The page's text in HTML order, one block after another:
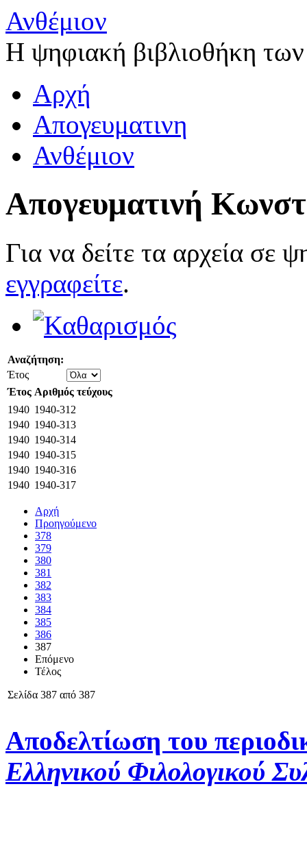
Ανθέμιον
Η ψηφιακή βιβλιοθήκη
Αρχή
Απογευματινη
Ανθέμιον
Απογευματινή
Για να δείτε τα αρχεία σε
εγγραφείτε.
Αναζήτηση:
Έτος
Αρχή
Προηγούμενο
378
379
380
381
382
383
384
385
386
387
Επόμενο
Τέλος
Σελίδα 387 από 387
Έτος Αριθμός τεύχους
1940 1940-312
1940 1940-313
1940 1940-314
1940 1940-315
1940 1940-316
1940 1940-317
Αποδελτίωση του
Ελληνικού Φιλολογικού